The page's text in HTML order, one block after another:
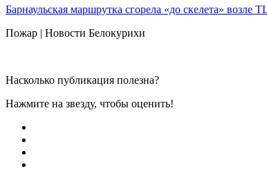
Барнаульская маршрутка сгорела «до скелета»
Пожар | Новости Белокурихи
Насколько публикация полезна?
Нажмите на звезду, чтобы оценить!